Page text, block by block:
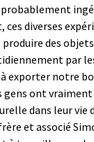
diverses
produire des
par
exporter notre
gens ont
dans leur vie
et associé